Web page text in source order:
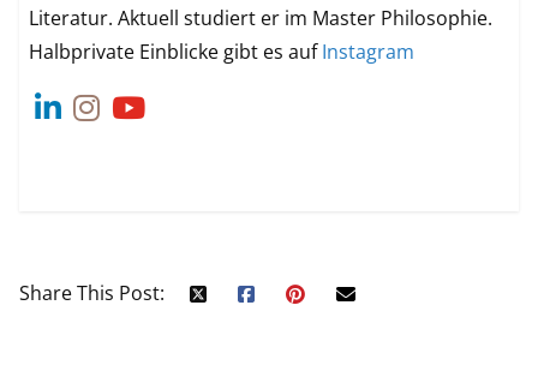
Literatur. Aktuell studiert er im Master Philosophie.
Halbprivate Einblicke gibt es aufInstagram
Share This Post: